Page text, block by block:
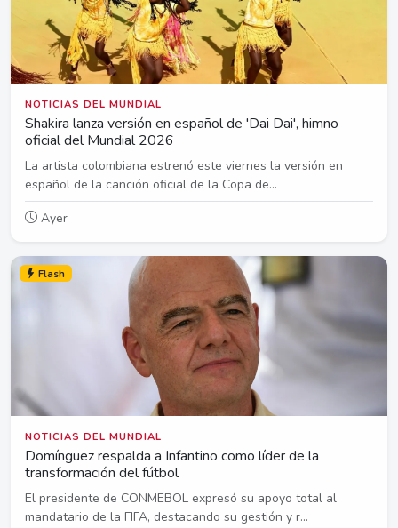
NOTICIAS DEL MUNDIAL
Shakira lanza versión en español de 'Dai Dai', himno
oficial del Mundial 2026
La artista colombiana estrenó este viernes la versión en
español de la canción oficial de la Copa de...
Ayer
Flash
NOTICIAS DEL MUNDIAL
Domínguez respalda a Infantino como líder de la
transformación del fútbol
El presidente de CONMEBOL expresó su apoyo total al
mandatario de la FIFA, destacando su gestión y r...